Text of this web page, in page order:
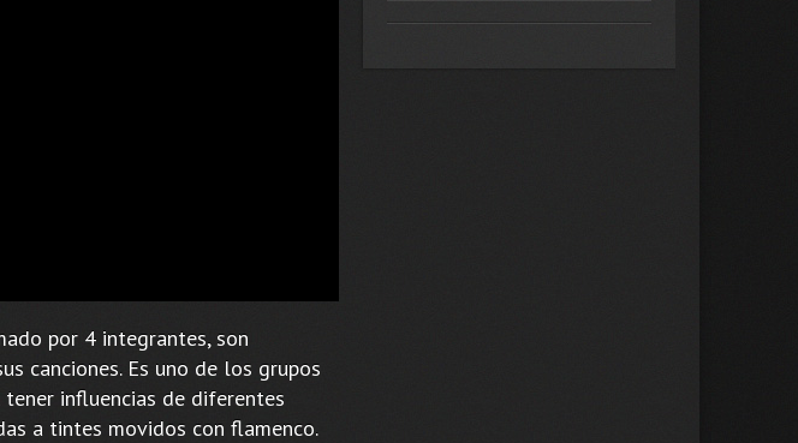
por 4 integrantes, son
canciones. Es uno de los grupos
influencias de diferentes
a tintes movidos con flamenco.